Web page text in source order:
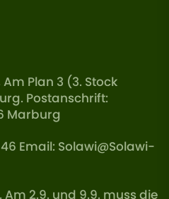
Plan 3 (3. Stock
Postanschrift:
Marburg
Email: Solawi@solawi-
Am 2.9. und 9.9. muss die